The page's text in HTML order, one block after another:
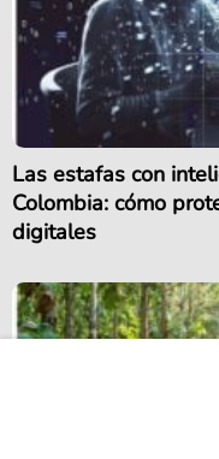
Las estafas con
Colombia: cómo
digitales